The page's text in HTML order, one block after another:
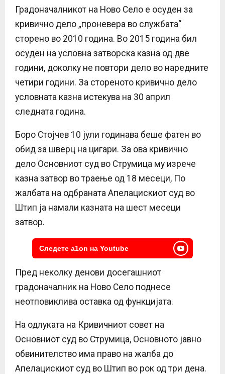
Градоначалникот на Ново Село е осуден за
кривично дело „проневера во службата“
сторено во 2010 година. Во 2015 година бил
осуден на условна затворска казна од две
години, доколку не повтори дело во наредните
четири години. За стореното кривично дело
условната казна истекува на 30 април
следната година.
Боро Стојчев 10 јули годинава беше фатен во
обид за шверц на цигари. За ова кривично
дело Основниот суд во Струмица му изрече
казна затвор во траење од 18 месеци, По
жалбата на одбраната Апелацискиот суд во
Штип ја намали казната на шест месеци
затвор.
Следете a1on на Youtube
Пред неколку денови досегашниот
градоначалник на Ново Село поднесе
неотповиклива оставка од функцијата.
На одлуката на Кривичниот совет на
Основниот суд во Струмица, Основното јавно
обвинителство има право на жалба до
Апелацискиот суд во Штип во рок од три дена.